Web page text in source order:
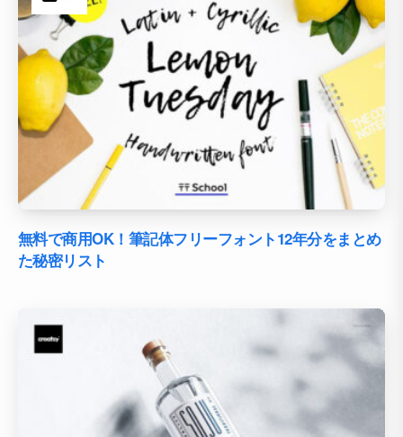
無料で商用OK！筆記体フリーフォント12年分をまとめ
た秘密リスト